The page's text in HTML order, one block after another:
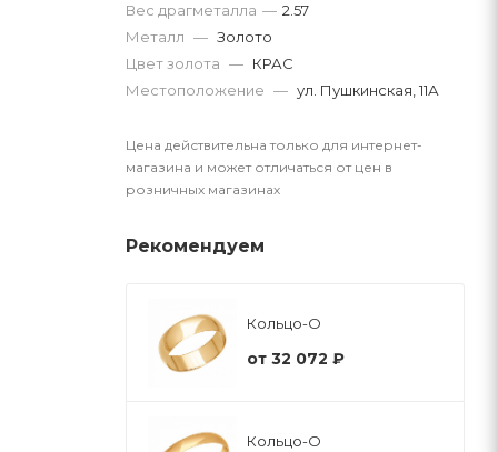
Вес драгметалла — 2.57
Металл — Золото
Цвет золота — КРАС
Местоположение — ул. Пушкинская, 11А
Цена действительна только для интернет-
магазина и может отличаться от цен в
розничных магазинах
Рекомендуем
Кольцо-О
от 32 072 ₽
Кольцо-О